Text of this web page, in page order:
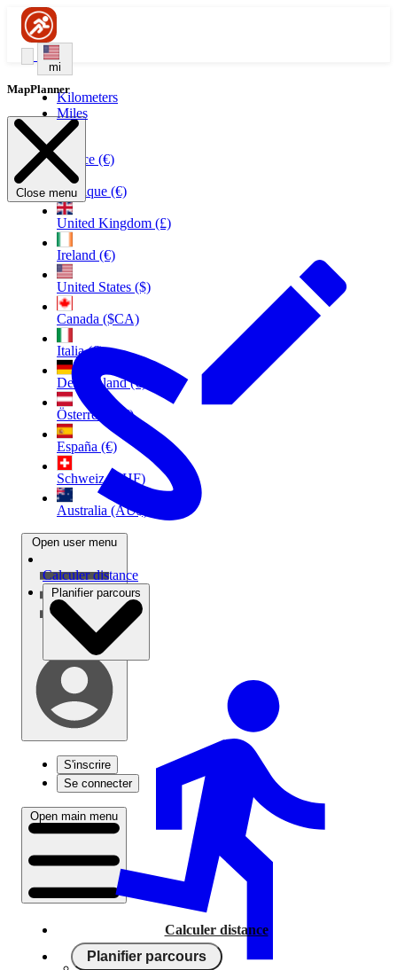
mi
Kilometers
Miles
France (€)
Belgique (€)
United Kingdom (£)
Ireland (€)
United States ($)
Canada ($CA)
Italia (€)
Deutschland (€)
Österreich (€)
España (€)
Schweiz (CHF)
Australia (AU$)
Open user menu
S'inscrire
Se connecter
Open main menu
Calculer distance
Planifier parcours
MapPlanner
Close menu
Calculer distance
Planifier parcours